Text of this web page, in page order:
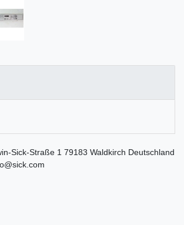
Sick-Straße 1 79183 Waldkirch Deutschland